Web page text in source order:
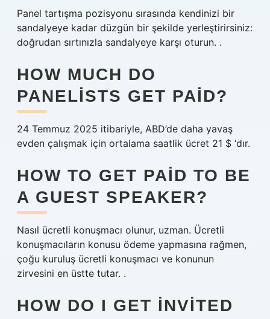
Panel tartışma pozisyonu sırasında kendinizi bir
sandalyeye kadar düzgün bir şekilde yerleştirirsiniz:
doğrudan sırtınızla sandalyeye karşı oturun. .
HOW MUCH DO
PANELISTS GET PAID?
24 Temmuz 2025 itibariyle, ABD’de daha yavaş
evden çalışmak için ortalama saatlik ücret 21 $ ‘dır.
HOW TO GET PAID TO BE
A GUEST SPEAKER?
Nasıl ücretli konuşmacı olunur, uzman. Ücretli
konuşmacıların konusu ödeme yapmasına rağmen,
çoğu kuruluş ücretli konuşmacı ve konunun
zirvesini en üstte tutar. .
HOW DO I GET INVITED